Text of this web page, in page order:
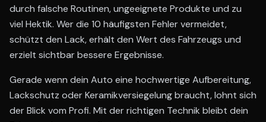
durch falsche Routinen, ungeeignete Produkte und zu
viel Hektik. Wer die 10 häufigsten Fehler vermeidet,
schützt den Lack, erhält den Wert des Fahrzeugs und
erzielt sichtbar bessere Ergebnisse.
Gerade wenn dein Auto eine hochwertige Aufbereitung,
Lackschutz oder Keramikversiegelung braucht, lohnt sich
der Blick vom Profi. Mit der richtigen Technik bleibt dein